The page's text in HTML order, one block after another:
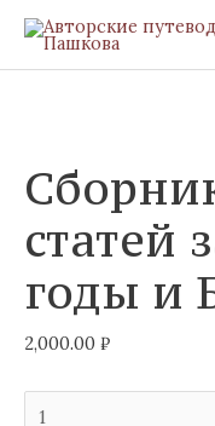
Перейти
статей
годы и
2,000.00 ₽
лучших
за
2021-
2023
годы
БОНУС